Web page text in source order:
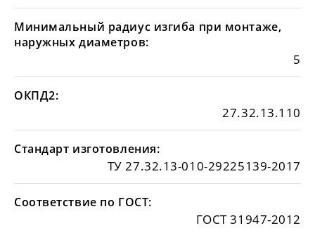
Минимальный радиус изгиба при монтаже,
наружных диаметров:
5
ОКПД2:
27.32.13.110
Стандарт изготовления:
ТУ 27.32.13-010-29225139-2017
Соответствие по ГОСТ:
ГОСТ 31947-2012